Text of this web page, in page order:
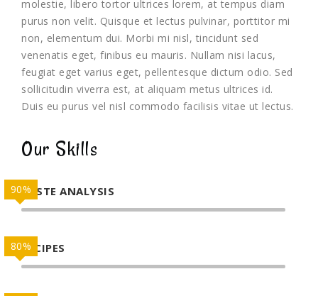
molestie, libero tortor ultrices lorem, at tempus diam
purus non velit. Quisque et lectus pulvinar, porttitor mi
non, elementum dui. Morbi mi nisl, tincidunt sed
venenatis eget, finibus eu mauris. Nullam nisi lacus,
feugiat eget varius eget, pellentesque dictum odio. Sed
sollicitudin viverra est, at aliquam metus ultrices id.
Duis eu purus vel nisl commodo facilisis vitae ut lectus.
Our Skills
TASTE ANALYSIS
90%
RECIPES
80%